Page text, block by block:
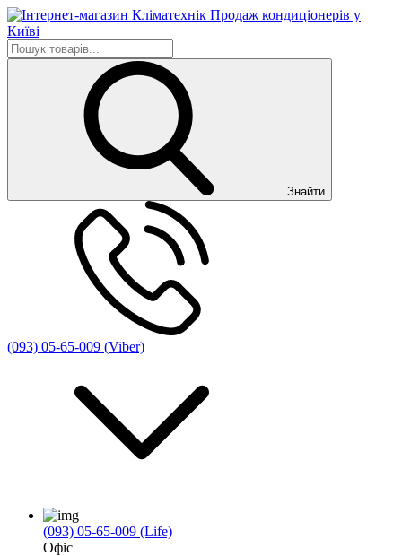
Знайти
(093) 05-65-009 (Viber)
(093) 05-65-009 (Life)
Офіс